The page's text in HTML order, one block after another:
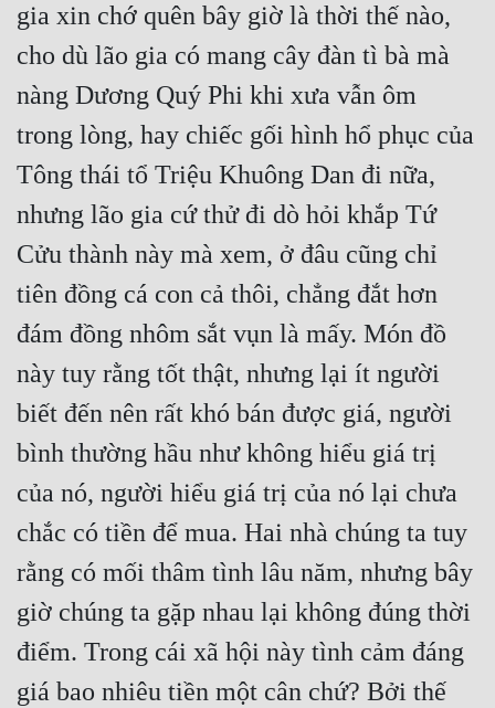
gia xin chớ quên bây giờ là thời thế nào,
cho dù lão gia có mang cây đàn tì bà mà
nàng Dương Quý Phi khi xưa vẫn ôm
trong lòng, hay chiếc gối hình hổ phục của
Tông thái tổ Triệu Khuông Dan đi nữa,
nhưng lão gia cứ thử đi dò hỏi khắp Tứ
Cửu thành này mà xem, ở đâu cũng chỉ
tiên đồng cá con cả thôi, chẳng đắt hơn
đám đồng nhôm sắt vụn là mấy. Món đồ
này tuy rằng tốt thật, nhưng lại ít người
biết đến nên rất khó bán được giá, người
bình thường hầu như không hiểu giá trị
của nó, người hiểu giá trị của nó lại chưa
chắc có tiền để mua. Hai nhà chúng ta tuy
rằng có mối thâm tình lâu năm, nhưng bây
giờ chúng ta gặp nhau lại không đúng thời
điểm. Trong cái xã hội này tình cảm đáng
giá bao nhiêu tiền một cân chứ? Bởi thế